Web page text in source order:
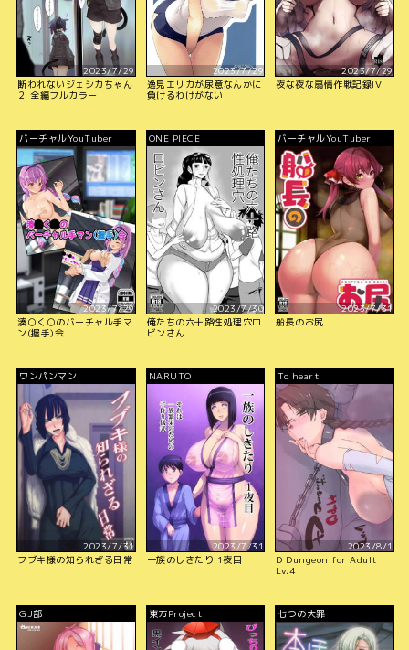
2023/7/29
断われないジェシカちゃん
２ 全編フルカラー
2023/7/29
逸見エリカが尿意なんかに
負けるわけがない!
2023/7/29
夜な夜な扇情作戦記録IV
バーチャルYouTuber
2023/7/29
湊○く○のバーチャル手マ
ン(握手)会
ONE PIECE
2023/7/30
俺たちの六十路性処理穴ロ
ビンさん
バーチャルYouTuber
2023/7/31
船長のお尻
ワンパンマン
2023/7/31
フブキ様の知られざる日常
NARUTO
2023/7/31
一族のしきたり 1夜目
To heart
2023/8/1
D Dungeon for Adult
Lv.4
GJ部 東方Project 七つの大罪